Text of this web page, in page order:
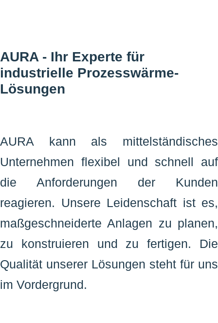
AURA - Ihr Experte für
industrielle Prozesswärme-
Lösungen
AURA kann als mittelständisches
Unternehmen flexibel und schnell auf
die Anforderungen der Kunden
reagieren. Unsere Leidenschaft ist es,
maßgeschneiderte Anlagen zu planen,
zu konstruieren und zu fertigen. Die
Qualität unserer Lösungen steht für uns
im Vordergrund.